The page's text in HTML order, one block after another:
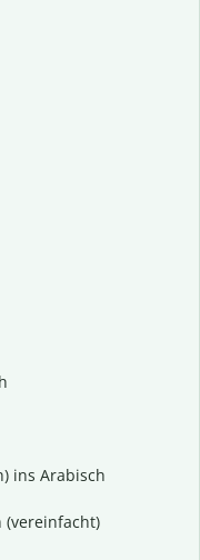
ins Arabisch
(vereinfacht)